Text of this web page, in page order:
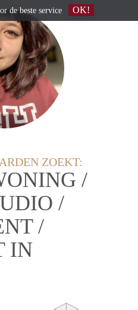
ZOEKT:
/
/
/
IN
de beste service OK!